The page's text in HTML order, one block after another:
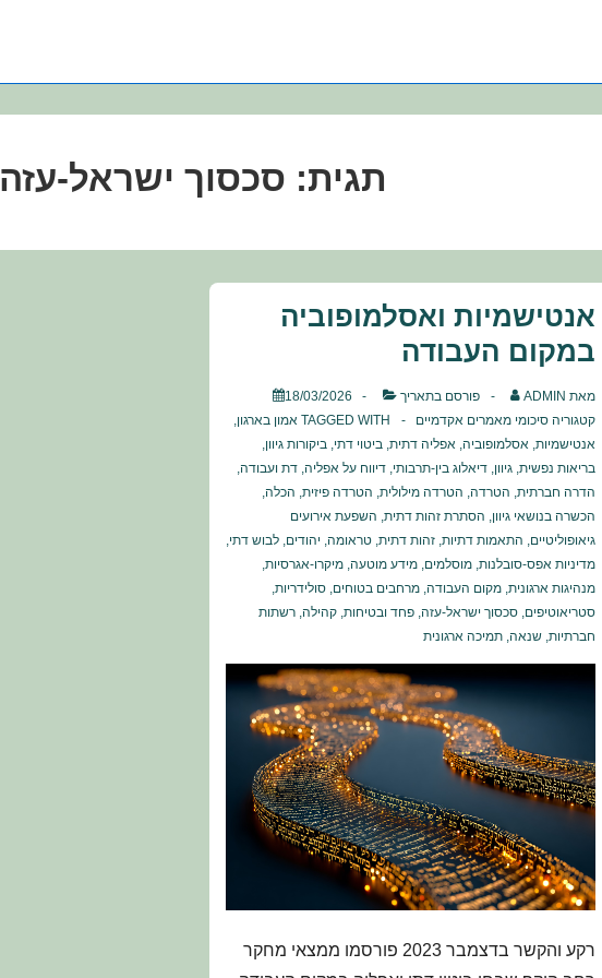
תגית: סכסוך ישראל-עזה
אנטישמיות ואסלמופוביה
במקום העבודה
מאת ADMIN פורסם בתאריך
18/03/2026
קטגוריה סיכומי מאמרים אקדמיים TAGGED WITH אמון בארגון,
אנטישמיות, אסלמופוביה, אפליה דתית, ביטוי דתי, ביקורות גיוון,
בריאות נפשית, גיוון, דיאלוג בין-תרבותי, דיווח על אפליה, דת ועבודה,
הדרה חברתית, הטרדה, הטרדה מילולית, הטרדה פיזית, הכלה,
הכשרה בנושאי גיוון, הסתרת זהות דתית, השפעת אירועים
גיאופוליטיים, התאמות דתיות, זהות דתית, טראומה, יהודים, לבוש דתי,
מדיניות אפס-סובלנות, מוסלמים, מידע מוטעה, מיקרו-אגרסיות,
מנהיגות ארגונית, מקום העבודה, מרחבים בטוחים, סולידריות,
סטריאוטיפים, סכסוך ישראל-עזה, פחד ובטיחות, קהילה, רשתות
חברתיות, שנאה, תמיכה ארגונית
רקע והקשר בדצמבר 2023 פורסמו ממצאי מחקר